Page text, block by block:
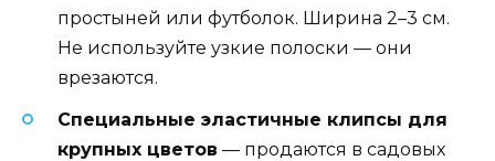
простыней или футболок. Ширина 2–3 см.
Не используйте узкие полоски — они
врезаются.
Специальные эластичные клипсы для
крупных цветов — продаются в садовых